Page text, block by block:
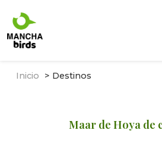
Inicio Destinos
Maar de Hoya de